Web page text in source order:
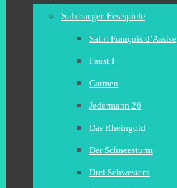
Salzburger Festspiele
Saint François d’Assise
Faust I
Carmen
Jedermann 26
Das Rheingold
Der Schneesturm
Drei Schwestern